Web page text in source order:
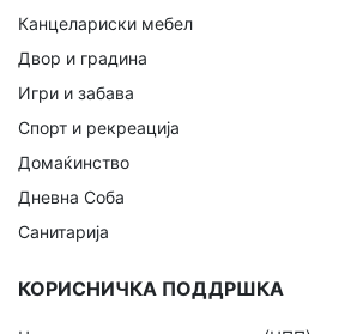
Канцелариски мебел
Двор и градина
Игри и забава
Спорт и рекреација
Домаќинство
Дневна Соба
Санитарија
КОРИСНИЧКА ПОДДРШКА